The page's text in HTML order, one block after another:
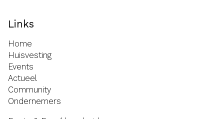
Links
Home
Huisvesting
Events
Actueel
Community
Ondernemers